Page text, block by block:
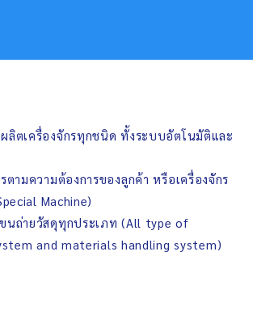
ลิตเครื่องจักรทุกชนิด ทั้งระบบอัตโนมัติและ
ตามความต้องการของลูกค้า หรือเครื่องจักร
Machine)
ขนถ่ายวัสดุทุกประเภท (All type of
and materials handling system)